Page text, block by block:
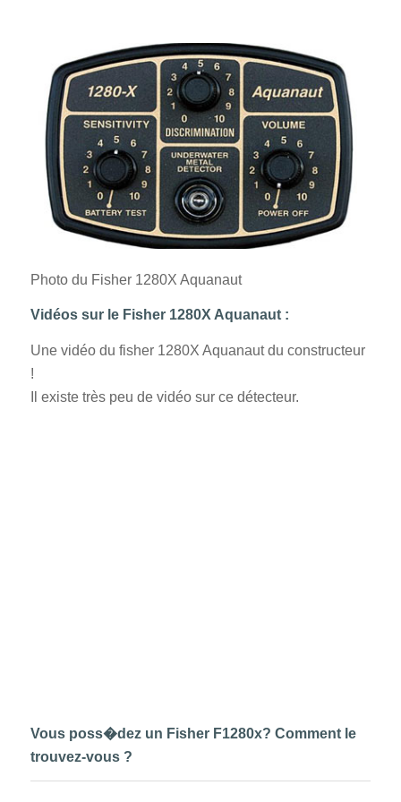
Photo du Fisher 1280X Aquanaut
Vidéos sur le Fisher 1280X Aquanaut :
Une vidéo du fisher 1280X Aquanaut du constructeur
!
Il existe très peu de vidéo sur ce détecteur.
Vous poss�dez un Fisher F1280x? Comment le
trouvez-vous ?